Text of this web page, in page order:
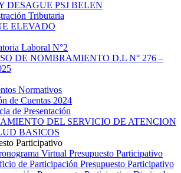
DESAGUE PSJ BELEN
Tributaria
ELEVADO
Laboral N°2
DE NOMBRAMIENTO D.L N° 276 –
Normativos
de Cuentas 2024
de Presentación
DEL SERVICIO DE ATENCION
BASICOS
Participativo
Virtual Presupuesto Participativo
de Participación Presupuesto Participativo